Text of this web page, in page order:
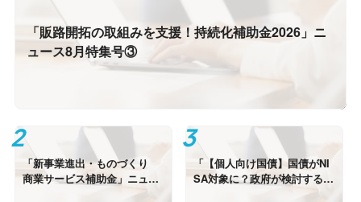
「販路開拓の取組みを支援！持続化補助金2026」ニ
ュース8月特集号③
「新事業進出・ものづくり
商業サービス補助金」ニュー
「【個人向け国債】国債がNI
SA対象に？政府が検討する魅
力向上策とは」ニュース8月特